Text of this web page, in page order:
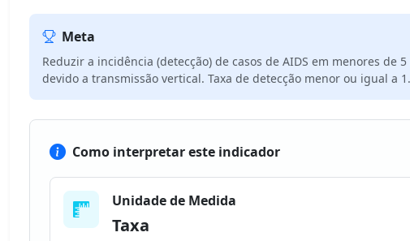
Meta
Reduzir a incidência (detecção) de casos de AIDS em menores de
devido a transmissão vertical. Taxa de detecção menor ou igual a 1.
Como interpretar este indicador
Unidade de Medida
Taxa